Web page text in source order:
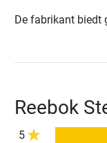
De fabrikant biedt
Reebok
5